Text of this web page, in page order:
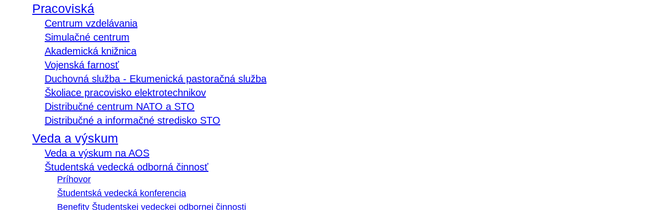
Pracoviská
Centrum vzdelávania
Simulačné centrum
Akademická knižnica
Vojenská farnosť
Duchovná služba - Ekumenická pastoračná služba
Školiace pracovisko elektrotechnikov
Distribučné centrum NATO a STO
Distribučné a informačné stredisko STO
Veda a výskum
Veda a výskum na AOS
Študentská vedecká odborná činnosť
Príhovor
Študentská vedecká konferencia
Benefity Študentskej vedeckej odbornej činnosti